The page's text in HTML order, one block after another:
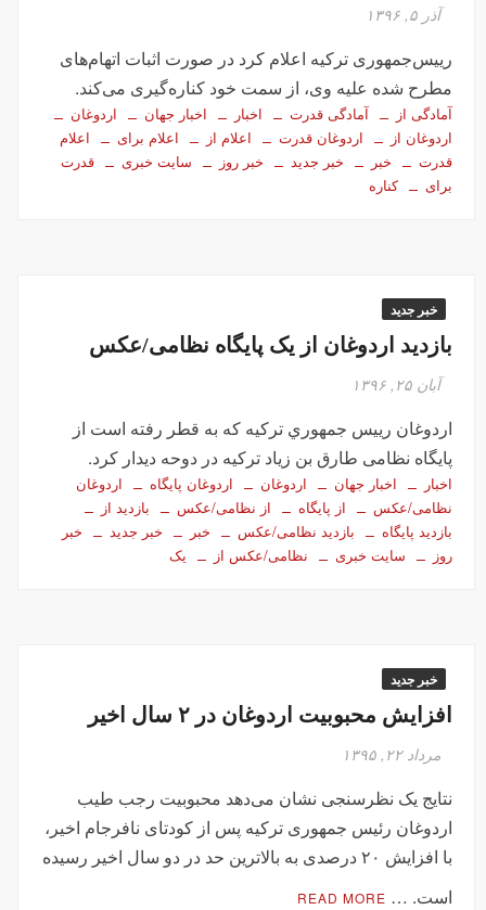
تصاویر تصادف زنجیره‌ای ۱۲ خودرو در تهران
اولین جلسه امنیتی ایران و امارات پس از جنگ؟!
جاسوسی اسرائیل از مقامات آمریکا در خصوص ایران
سفره عقدی که با پهپاد در میدان انقلاب برپا شد
این سه نفر بد اخلاق‌ترین ایرانی‌های ۲۴ ساعت اخیر هستند
توییت خبرساز مشاور قالیباف درباره سفر نتانیاهو
گزارش خبرگزاری مهر از اعتراضات امروز در مشهد
جزئیات ناآرامیِ امروز در خیابان جمهوری تهران
آذر ۵, ۱۳۹۶
رییس‌جمهوری ترکیه اعلام کرد در صورت اثبات اتهام‌های
مطرح شده علیه وی، از سمت خود کناره‌گیری می‌کند.
آمادگی از آمادگی قدرت اخبار اخبار جهان
اردوغان
اردوغان از
اردوغان قدرت اعلام از اعلام برای
اعلام
قدرت
خبر خبر جدید خبر روز سایت خبری
قدرت
برای
کناره
خبر جدید
بازدید اردوغان از یک پایگاه نظامی/عکس
آبان ۲۵, ۱۳۹۶
اردوغان رييس جمهوري تركيه كه به قطر رفته است از
پایگاه نظامی طارق بن زیاد تركيه در دوحه ديدار كرد.
اخبار اخبار جهان اردوغان اردوغان پایگاه
اردوغان
نظامی/عکس
از پایگاه از نظامی/عکس
بازدید از
بازدید پایگاه
بازدید نظامی/عکس خبر خبر جدید
خبر
روز
سایت خبری نظامی/عکس از یک
خبر جدید
افزایش محبوبیت اردوغان در ۲ سال اخیر
مرداد ۲۲, ۱۳۹۵
نتایج یک نظرسنجی نشان می‌دهد محبوبیت رجب طیب
اردوغان رئیس جمهوری ترکیه پس از کودتای نافرجام اخیر،
با افزایش ۲۰ درصدی به بالاترین حد در دو سال اخیر رسیده
است. … READ MORE